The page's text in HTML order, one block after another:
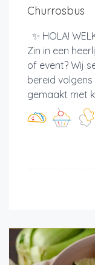
Churrosbus
✨ HOLA!
Zin in een
of event? Wij
bereid
gemaakt met